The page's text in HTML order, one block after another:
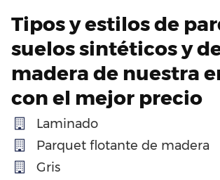
Tipos y estilos de
suelos sintéticos y
madera de nuestra
con el mejor precio
Laminado
Parquet flotante de madera
Gris